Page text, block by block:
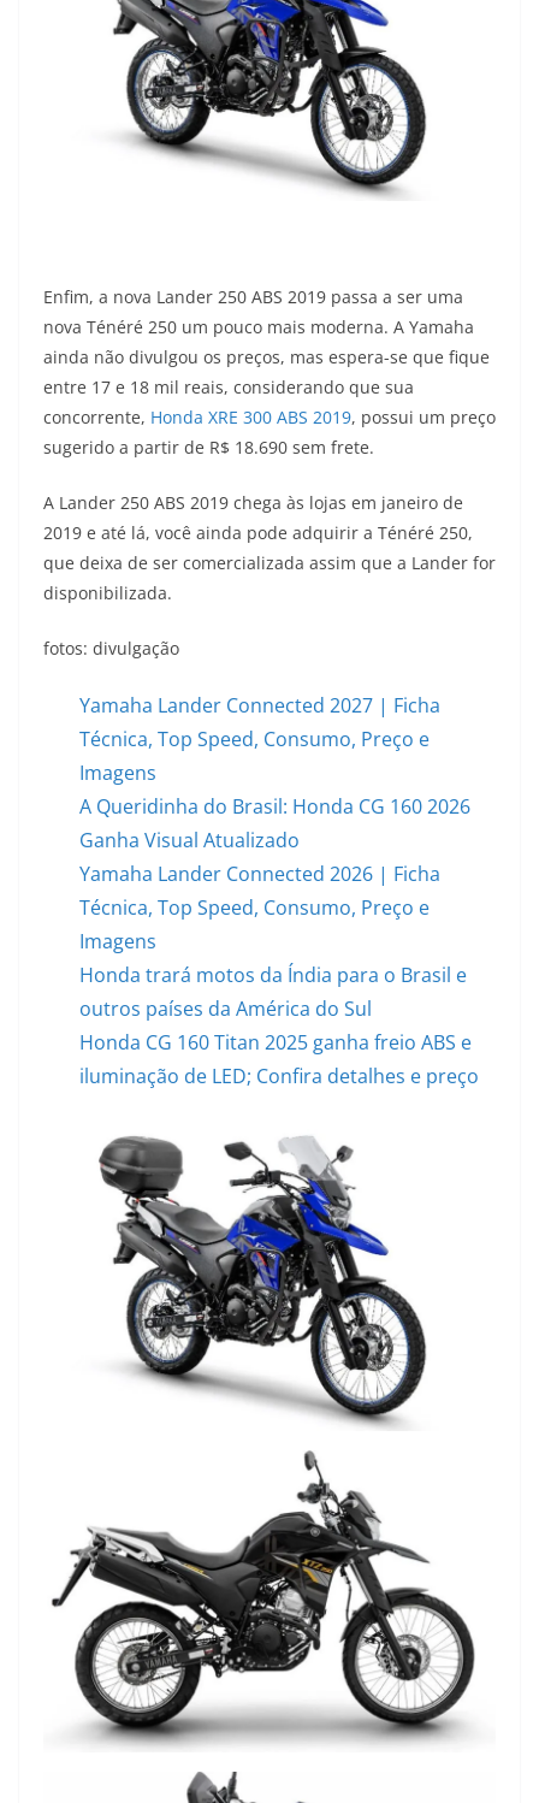
Enfim, a nova Lander 250 ABS 2019 passa a ser uma
nova Ténéré 250 um pouco mais moderna. A Yamaha
ainda não divulgou os preços, mas espera-se que fique
entre 17 e 18 mil reais, considerando que sua
concorrente, Honda XRE 300 ABS 2019, possui um preço
sugerido a partir de R$ 18.690 sem frete.
A Lander 250 ABS 2019 chega às lojas em janeiro de
2019 e até lá, você ainda pode adquirir a Ténéré 250,
que deixa de ser comercializada assim que a Lander for
disponibilizada.
fotos: divulgação
Yamaha Lander Connected 2027 | Ficha
Técnica, Top Speed, Consumo, Preço e
Imagens
A Queridinha do Brasil: Honda CG 160 2026
Ganha Visual Atualizado
Yamaha Lander Connected 2026 | Ficha
Técnica, Top Speed, Consumo, Preço e
Imagens
Honda trará motos da Índia para o Brasil e
outros países da América do Sul
Honda CG 160 Titan 2025 ganha freio ABS e
iluminação de LED; Confira detalhes e preço